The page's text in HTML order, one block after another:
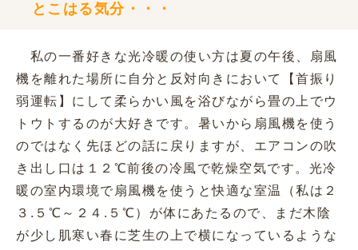
とこはる気分・・・
私の一番好きな光冷暖の使い方は夏の午後、扇風
機を離れた場所に自分と反対向きにおいて【首振り
弱運転】にして柔らかい風を浴びながら畳の上でウ
トウトするのが大好きです。暑いから扇風機を使う
のではなく先ほどの話に戻りますが、エアコンの吹
き出し口は１２℃前後の冷風で乾燥空気です。光冷
暖の室内環境で扇風機を使うと快適な室温（私は２
３.５℃～２４.５℃）が体にあたるので、まだ木陰
が少し肌寒い春に芝生の上で横になっているような